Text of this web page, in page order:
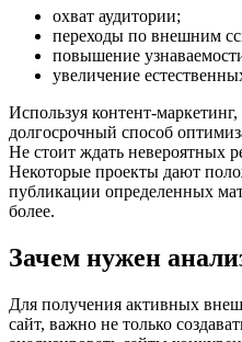
охват аудитории;
переходы по внешним
повышение
увеличение
Используя контент-
долгосрочный способ
Не стоит ждать невероятных
Некоторые проекты дают
публикации определенных
более.
Зачем нужен
Для получения активных
сайт, важно не только